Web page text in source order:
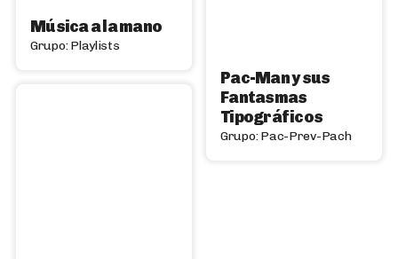
Música a la mano
Grupo: Playlists
Pac-Man y sus
Fantasmas
Tipográficos
Grupo: Pac-Prev-Pach